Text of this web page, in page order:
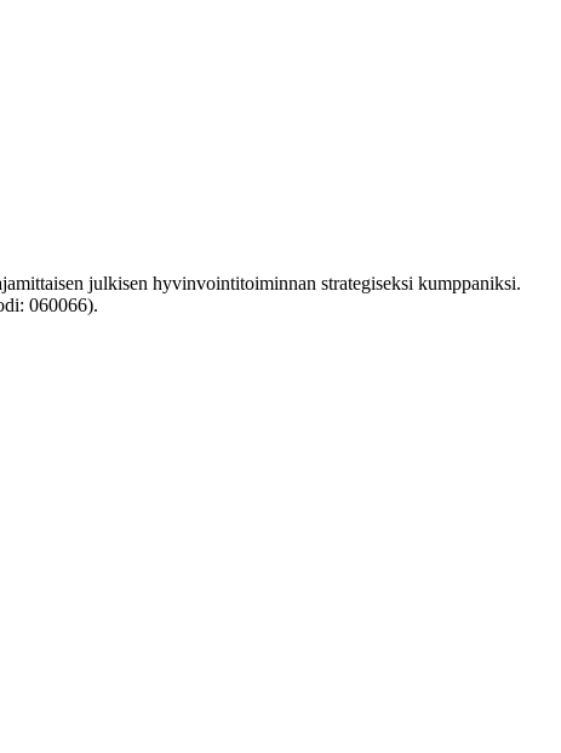
julkisen hyvinvointitoiminnan strategiseksi kumppaniksi.
060066).